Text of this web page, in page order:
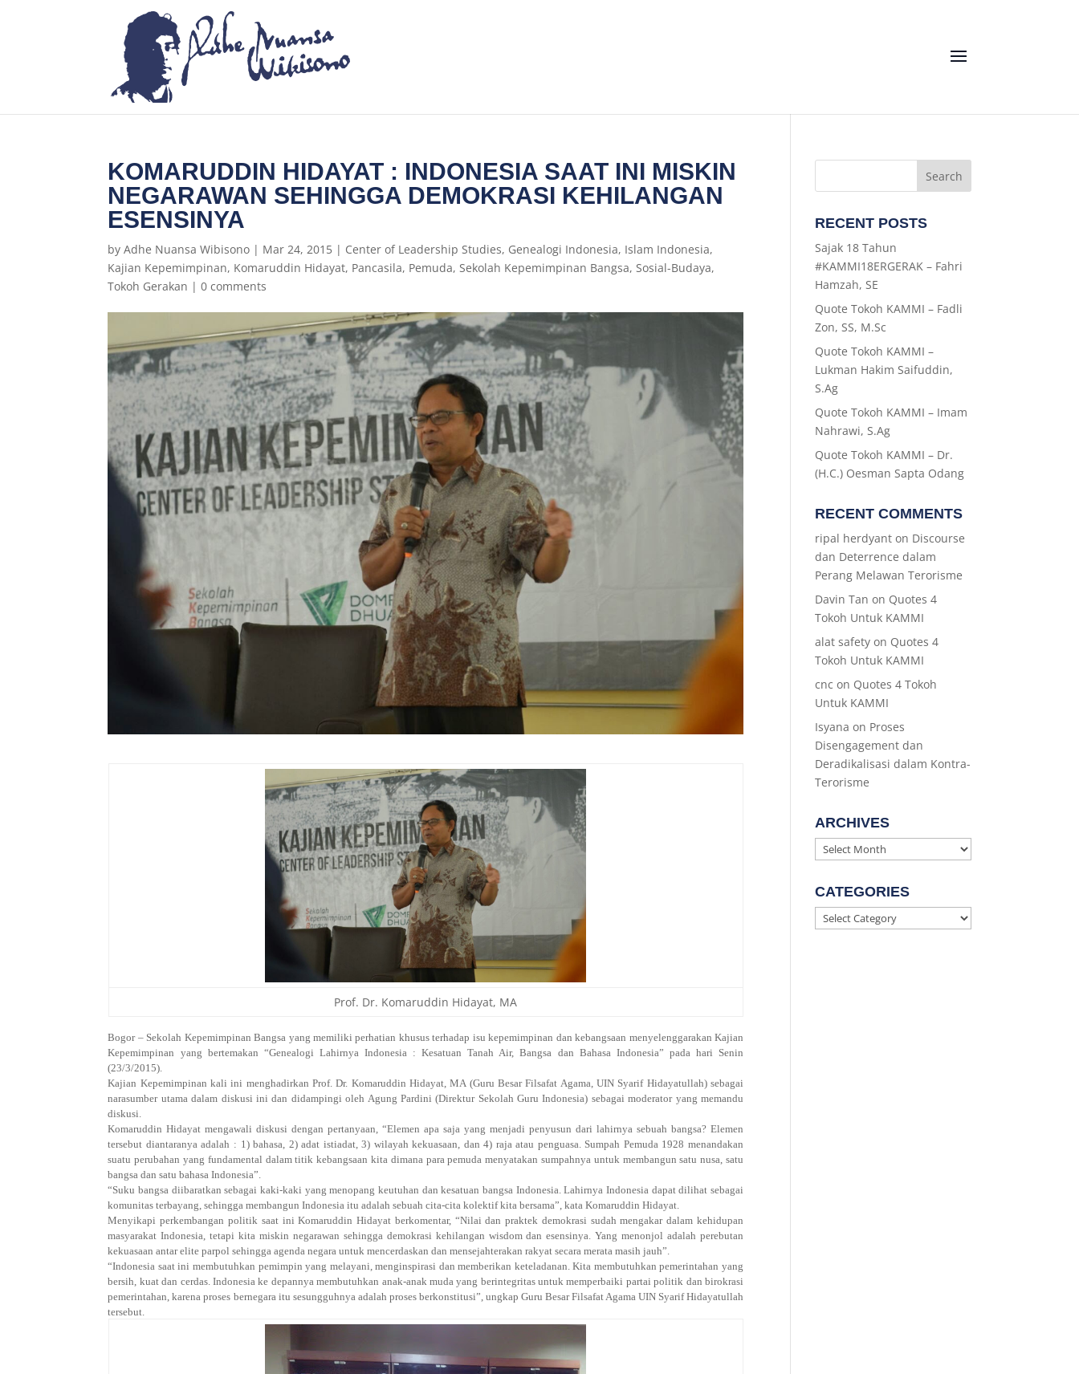
KOMARUDDIN HIDAYAT : INDONESIA SAAT INI MISKIN
NEGARAWAN SEHINGGA DEMOKRASI KEHILANGAN
ESENSINYA
byAdhe Nuansa Wibisono | Mar 24, 2015 | Center of Leadership Studies, Genealogi Indonesia, Islam Indonesia,
Kajian Kepemimpinan, Komaruddin Hidayat, Pancasila, Pemuda,Sekolah Kepemimpinan Bangsa,Sosial-Budaya,
Tokoh Gerakan |0 comments
Prof. Dr. Komaruddin Hidayat, MA
Bogor – Sekolah Kepemimpinan Bangsa yang memiliki perhatian khusus terhadap isu kepemimpinan dan kebangsaan menyelenggarakan Kajian
Kepemimpinan yang bertemakan “Genealogi Lahirnya Indonesia : Kesatuan Tanah Air, Bangsa dan Bahasa Indonesia” pada hari Senin
(23/3/2015).
Kajian Kepemimpinan kali ini menghadirkan Prof. Dr. Komaruddin Hidayat, MA (Guru Besar Filsafat Agama, UIN Syarif Hidayatullah) sebagai
narasumber utama dalam diskusi ini dan didampingi oleh Agung Pardini (Direktur Sekolah Guru Indonesia) sebagai moderator yang memandu
diskusi.
Komaruddin Hidayat mengawali diskusi dengan pertanyaan, “Elemen apa saja yang menjadi penyusun dari lahirnya sebuah bangsa? Elemen
tersebut diantaranya adalah : 1) bahasa, 2) adat istiadat, 3) wilayah kekuasaan, dan 4) raja atau penguasa. Sumpah Pemuda 1928 menandakan
suatu perubahan yang fundamental dalam titik kebangsaan kita dimana para pemuda menyatakan sumpahnya untuk membangun satu nusa, satu
bangsa dan satu bahasa Indonesia”.
“Suku bangsa diibaratkan sebagai kaki-kaki yang menopang keutuhan dan kesatuan bangsa Indonesia. Lahirnya Indonesia dapat dilihat sebagai
komunitas terbayang, sehingga membangun Indonesia itu adalah sebuah cita-cita kolektif kita bersama”, kata Komaruddin Hidayat.
Menyikapi perkembangan politik saat ini Komaruddin Hidayat berkomentar, “Nilai dan praktek demokrasi sudah mengakar dalam kehidupan
masyarakat Indonesia, tetapi kita miskin negarawan sehingga demokrasi kehilangan wisdom dan esensinya. Yang menonjol adalah perebutan
kekuasaan antar elite parpol sehingga agenda negara untuk mencerdaskan dan mensejahterakan rakyat secara merata masih jauh”.
“Indonesia saat ini membutuhkan pemimpin yang melayani, menginspirasi dan memberikan keteladanan. Kita membutuhkan pemerintahan yang
bersih, kuat dan cerdas. Indonesia ke depannya membutuhkan anak-anak muda yang berintegritas untuk memperbaiki partai politik dan birokrasi
pemerintahan, karena proses bernegara itu sesungguhnya adalah proses berkonstitusi”, ungkap Guru Besar Filsafat Agama UIN Syarif Hidayatullah
tersebut.
RECENT POSTS
Sajak 18 Tahun
#KAMMI18ERGERAK – Fahri
Hamzah, SE
Quote Tokoh KAMMI – Fadli
Zon, SS, M.Sc
Quote Tokoh KAMMI –
Lukman Hakim Saifuddin,
S.Ag
Quote Tokoh KAMMI – Imam
Nahrawi, S.Ag
Quote Tokoh KAMMI – Dr.
(H.C.) Oesman Sapta Odang
RECENT COMMENTS
ripal herdyant on Discourse
dan Deterrence dalam
Perang Melawan Terorisme
Davin Tan on Quotes 4
Tokoh Untuk KAMMI
alat safety on Quotes 4
Tokoh Untuk KAMMI
cnc on Quotes 4 Tokoh
Untuk KAMMI
Isyana on Proses
Disengagement dan
Deradikalisasi dalam Kontra-
Terorisme
ARCHIVES
Archives
CATEGORIES
Categories